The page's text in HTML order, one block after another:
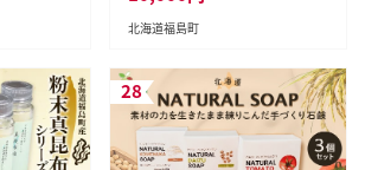
北海道福島町
28